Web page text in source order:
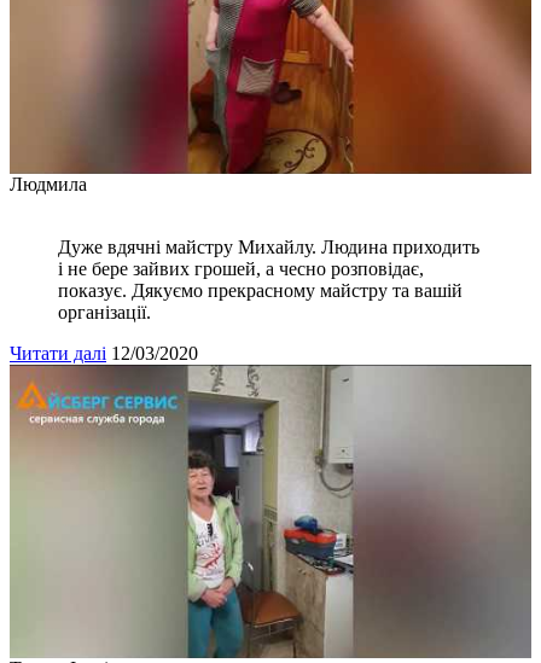
Людмила
Дуже вдячні майстру Михайлу. Людина приходить
і не бере зайвих грошей, а чесно розповідає,
показує. Дякуємо прекрасному майстру та вашій
організації.
Читати далі 12/03/2020